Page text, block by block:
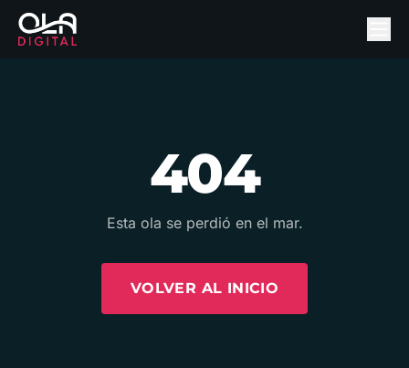
404
Esta ola se perdió en el mar.
VOLVER AL INICIO